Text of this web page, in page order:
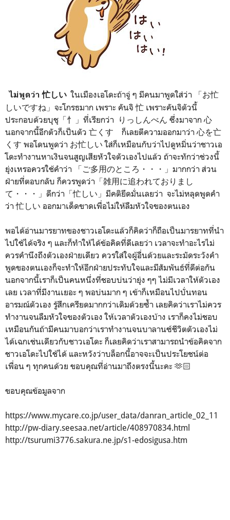
ไม่พูดว่า 忙しいในเมืองเอโดะถ้าจู่ ๆ มีคนมาพูดใส่ว่า 「お忙
しいですね」จะโกรธมาก เพราะ คันจิ 忙 เพราะคันจิตัวนี้
ประกอบด้วยบุชุ「忄」ที่เรียกว่า りっしんべん ซึ่งมาจาก 心
นอกจากนี้อีกตัวก็เป็นตัว 亡くす ก็เลยตีความออกมาว่า 心を亡
くす พอโดนพูดว่า お忙しい ใส่ก็เหมือนกับว่าไปดูหมิ่นว่าชาวเอ
โดะทำงานหาเงินจนสูญเสียหัวใจตัวเองไปแล้ว ถ้าจะทักว่าช่วงนี้
ยุ่งเหรอควรใช้คำว่า 「ご多用のところ・・・」มากกว่า ส่วน
ฝ่ายที่ตอบกลับ ก็ควรพูดว่า「雑用に追われておりまし
て・・・」ดีกว่า「忙しい」มีคติยึดมั่นเลยว่า จะไม่หลุดพูดคำ
ว่า 忙しい ออกมาเด็ดขาดเพื่อไม่ให้ลืมหัวใจของตนเอง
พอได้อ่านมารยาทของชาวเอโดะแล้วก็คิดว่าก็ถือเป็นมารยาทที่นำ
ไปใช้ได้จริง ๆ และก็ทำให้ได้ข้อคิดที่ดีเลยว่า เวลาจะทำอะไรไม่
ควรคำนึงถึงตัวเองฝ่ายเดียว ควรใส่ใจผู้อื่นด้วยและระมัดระวังคำ
พูดของตนเองก็จะทำให้อีกฝ่ายประทับใจและมีสัมพันธ์ที่ดีต่อกัน
นอกจากนี้เราก็เป็นคนหนึ่งที่ชอบบ่นว่ายุ่ง ๆๆ ไม่มีเวลาให้ตัวเอง
เลย เวลาที่มีงานเยอะ ๆ พอบ่นมาก ๆ เข้าก็เหมือนไปบั่นทอน
อารมณ์ตัวเอง รู้สึกเครียดมากกว่าเดิมด้วยซ้ำ เลยคิดว่าเราไม่ควร
ทำงานจนลืมหัวใจของตัวเอง ให้เวลาตัวเองบ้าง เราก็คงไม่ชอบ
เหมือนกันถ้ามีคนมาบอกว่าเราทำงานจนบาลานซ์ชีวิตตัวเองไม่
ได้เฉกเช่นเดียวกับชาวเอโดะ ก็เลยคิดว่าเราสามารถนำข้อคิดจาก
ชาวเอโดะไปใช้ได้ และหวังว่าบล็อกนี้อาจจะเป็นประโยชน์ต่อ
เพื่อน ๆ ทุกคนด้วย ขอบคุณที่อ่านมาถึงตรงนี้นะคะ 🫶🏻
ขอบคุณข้อมูลจาก
https://www.mycare.co.jp/user_data/danran_article_02_11
http://pw-diary.seesaa.net/article/408970834.html
http://tsurumi3776.sakura.ne.jp/s1-edosigusa.htm